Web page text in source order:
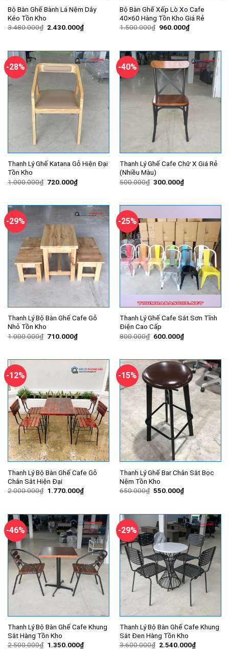
Bộ Bàn Ghế Bành Lá Nệm Dây
Kéo Tồn Kho
3.480.000₫ Giá
2.430.000₫Giá
hiện
2.430.000₫.
Bộ Bàn Ghế Xếp Lò Xo Cafe
40×60 Hàng Tồn Kho Giá Rẻ
1.500.000₫ Giá
960.000₫Giá
hiện
960.000₫.
-28%
Thanh Lý Ghế Katana Gỗ Hiện Đại
Tồn Kho
1.000.000₫ Giá
720.000₫Giá
hiện
720.000₫.
-40%
Thanh Lý Ghế Cafe Chữ X Giá Rẻ
(Nhiều Màu)
500.000₫ Giá
300.000₫Giá
hiện
300.000₫.
-29%
Thanh Lý Bộ Bàn Ghế Cafe Gỗ
Nhỏ Tồn Kho
1.000.000₫ Giá
710.000₫Giá
hiện
710.000₫.
-25%
Thanh Lý Ghế Cafe Sắt Sơn Tĩnh
Điện Cao Cấp
800.000₫ Giá
600.000₫Giá
hiện
600.000₫.
-12%
Thanh Lý Bộ Bàn Ghế Cafe Gỗ
Chân Sắt Hiện Đại
2.000.000₫ Giá
1.770.000₫Giá
hiện
1.770.000₫.
-15%
Thanh Lý Ghế Bar Chân Sắt Bọc
Nệm Tồn Kho
650.000₫ Giá
550.000₫Giá
hiện
550.000₫.
-46%
Thanh Lý Bộ Bàn Ghế Cafe Khung
Sắt Hàng Tồn Kho
2.500.000₫ Giá
1.350.000₫Giá
hiện
-29%
Thanh Lý Bộ Bàn Ghế Cafe Khung
Sắt Đen Hàng Tồn Kho
3.600.000₫ Giá
2.540.000₫Giá
hiện